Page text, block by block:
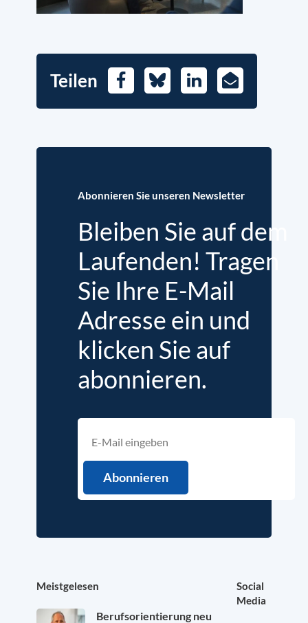
Teilen FacebookBlueskyLinkedIn
E-
Mail
Abonnieren Sie unseren Newsletter
Bleiben Sie auf dem
Laufenden! Tragen
Sie Ihre E-Mail
Adresse ein und
klicken Sie auf
abonnieren.
Meistgelesen
Berufsorientierung neu
Social
Media